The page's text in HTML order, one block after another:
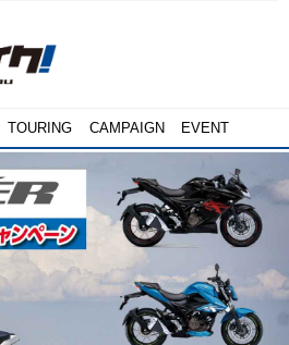
TOURING CAMPAIGN EVENT